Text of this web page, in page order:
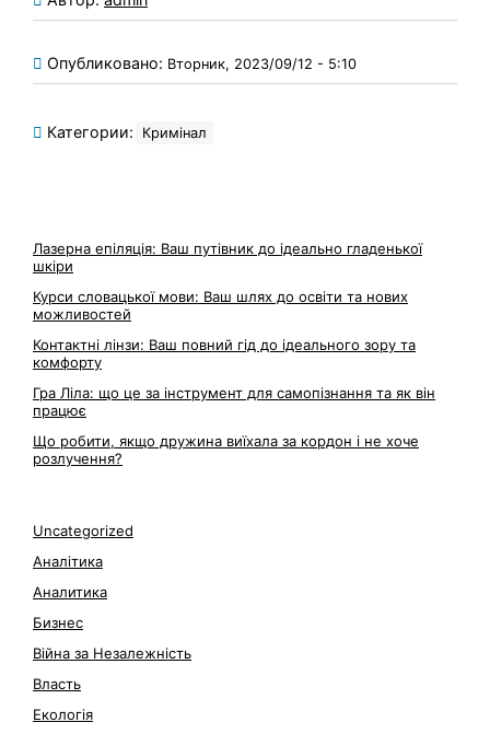
Опубликовано: Вторник, 2023/09/12 - 5:10
Категории: Кримінал
Лазерна епіляція: Ваш путівник до ідеально гладенької
шкіри
Курси словацької мови: Ваш шлях до освіти та нових
можливостей
Контактні лінзи: Ваш повний гід до ідеального зору та
комфорту
Гра Ліла: що це за інструмент для самопізнання та як він
працює
Що робити, якщо дружина виїхала за кордон і не хоче
розлучення?
Uncategorized
Аналітика
Аналитика
Бизнес
Війна за Незалежність
Власть
Екологія